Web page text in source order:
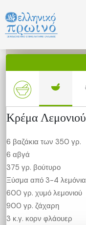
σε
περιεχόμενο
Κρέμα Λεμονιού
6 βαζάκια των 350 γρ.
6 αβγά
375 γρ. βούτυρο
Ξύσμα από 3-4 λεμόνια
600 γρ. χυμό λεμονιού
900 γρ. ζάχαρη
3 κ.γ. κορν φλάουερ